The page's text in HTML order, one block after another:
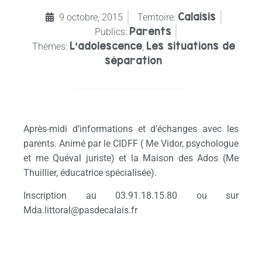
9 octobre, 2015 Territoire: Calaisis
Publics: Parents
Thèmes: L’adolescence, Les situations de
séparation
Après-midi d’informations et d’échanges avec les
parents. Animé par le CIDFF ( Me Vidor, psychologue
et me Quéval juriste) et la Maison des Ados (Me
Thuillier, éducatrice spécialisée).
Inscription au 03.91.18.15.80 ou sur
Mda.littoral@pasdecalais.fr